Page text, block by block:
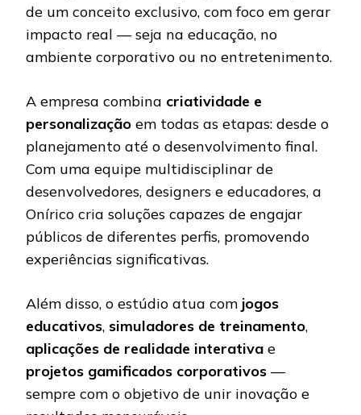
de um conceito exclusivo, com foco em gerar
impacto real — seja na educação, no
ambiente corporativo ou no entretenimento.
A empresa combina criatividade e
personalização em todas as etapas: desde o
planejamento até o desenvolvimento final.
Com uma equipe multidisciplinar de
desenvolvedores, designers e educadores, a
Onírico cria soluções capazes de engajar
públicos de diferentes perfis, promovendo
experiências significativas.
Além disso, o estúdio atua com jogos
educativos, simuladores de treinamento,
aplicações de realidade interativa e
projetos gamificados corporativos —
sempre com o objetivo de unir inovação e